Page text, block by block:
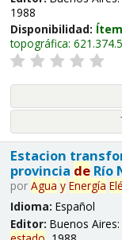
1988
Disponibilidad:
topográfica:
Estacion
provincia deRío
por Agua y Energía
Idioma: Español
Editor: Buenos Aires: